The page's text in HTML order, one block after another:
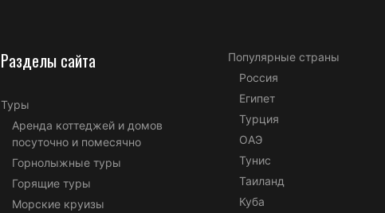
Разделы сайта
Туры
Аренда коттеджей и домов
посуточно и помесячно
Горнолыжные туры
Горящие туры
Морские круизы
Популярные страны
Россия
Египет
Турция
ОАЭ
Тунис
Таиланд
Куба